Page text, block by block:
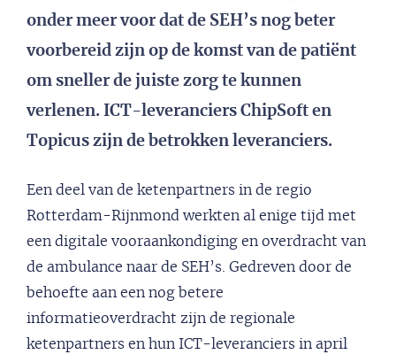
onder meer voor dat de SEH’s nog beter
voorbereid zijn op de komst van de patiënt
om sneller de juiste zorg te kunnen
verlenen. ICT-leveranciers ChipSoft en
Topicus zijn de betrokken leveranciers.
Een deel van de ketenpartners in de regio
Rotterdam-Rijnmond werkten al enige tijd met
een digitale vooraankondiging en overdracht van
de ambulance naar de SEH’s. Gedreven door de
behoefte aan een nog betere
informatieoverdracht zijn de regionale
ketenpartners en hun ICT-leveranciers in april